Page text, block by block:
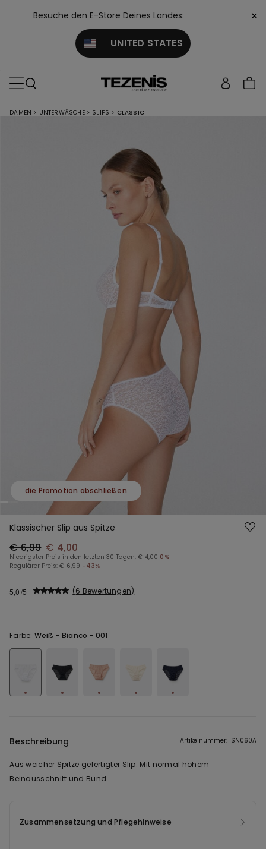
Besuche den E-Store Deines Landes:
UNITED STATES
×
DAMEN > UNTERWÄSCHE > SLIPS > CLASSIC
die Promotion abschließen
Klassischer Slip aus Spitze
€ 6,99 € 4,00
Niedrigster Preis in den letzten 30 Tagen:€ 4,00 0%
Regulärer Preis:€ 6,99 -43%
5,0 6 Bewertungen
Farbe: Weiß -Bianco - 001
Beschreibung Artikelnummer: 1SN060A
Aus weicher Spitze gefertigter Slip. Mit normal hohem
Beinausschnitt und Bund.
Zusammensetzung und Pflegehinweise